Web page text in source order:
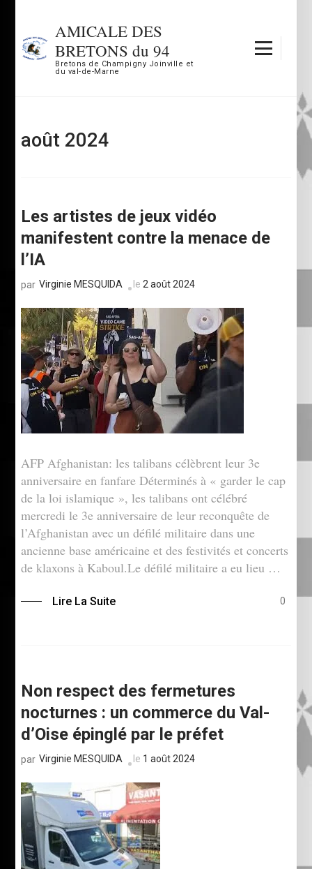
contenu
(Pressez
AMICALE DES
BRETONS du 94
Bretons de Champigny Joinville et
du val-de-Marne
août 2024
Les artistes de jeux vidéo
manifestent contre la menace de
l’IA
par Virginie MESQUIDA le2 août 2024
AFP Afghanistan: les talibans célèbrent leur 3e
anniversaire en fanfare Déterminés à « garder le cap
de la loi islamique », les talibans ont célébré
mercredi le 3e anniversaire de leur reconquête de
l’Afghanistan avec un défilé militaire dans une
ancienne base américaine et des festivités et concerts
de klaxons à Kaboul.Le défilé militaire a eu lieu …
Lire La Suite 0
Non respect des fermetures
nocturnes : un commerce du Val-
d’Oise épinglé par le préfet
par Virginie MESQUIDA le 1 août 2024